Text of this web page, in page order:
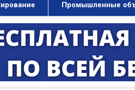
Промышленные